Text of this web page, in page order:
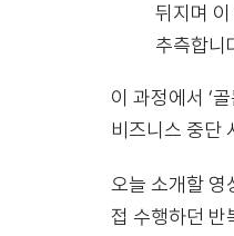
뒤지며 이
추측합니
이 과정에서 ‘
비즈니스 중단
오늘 소개할 영
접 수행하던 반